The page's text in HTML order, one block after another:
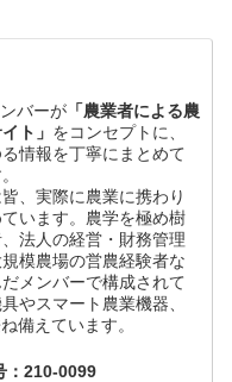
バーが 「農業者による農
ト」 をコンセプトに、
情報を丁寧にまとめて
、実際に農業に携わり
います。農学を極め樹
法人の経営・財務管理
模農場の営農経験者な
メンバーで構成されて
やスマート農業機器、
備えています。
：210-0099